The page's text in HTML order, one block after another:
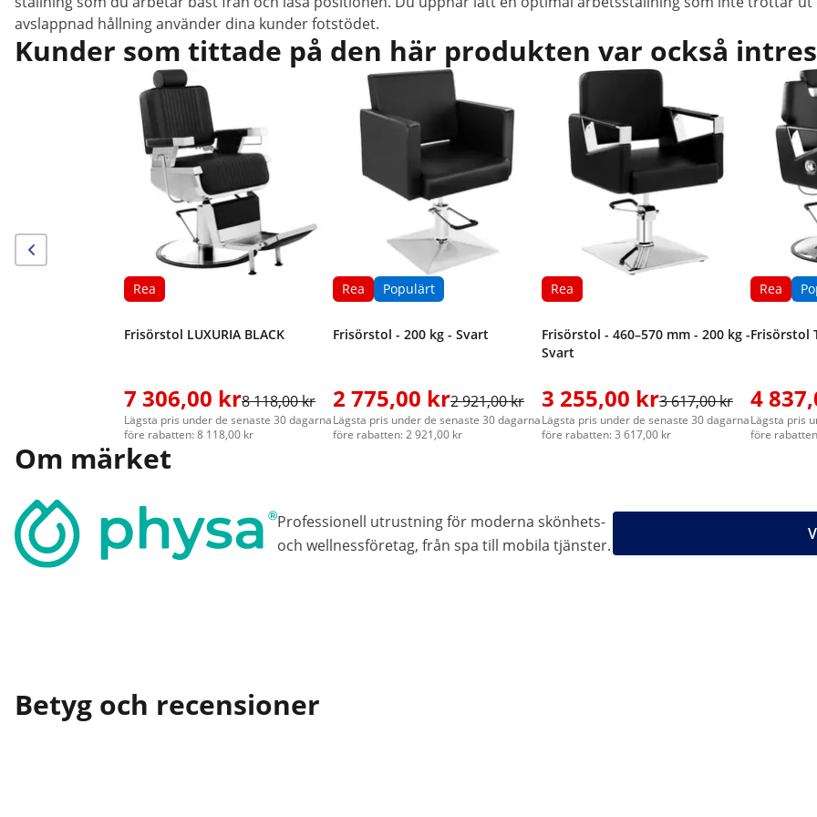
avslappnad hållning använder dina kunder fotstödet.
Kunder som tittade på den här produkten var också
Rea
Frisörstol LUXURIA BLACK
7 306,00 kr8 118,00 kr
Lägsta pris under de senaste 30 dagarna
före rabatten: 8 118,00 kr
Rea Populärt
Frisörstol - 200 kg - Svart
2 775,00 kr2 921,00 kr
Lägsta pris under de senaste 30 dagarna
före rabatten: 2 921,00 kr
Rea
Frisörstol - 460–570 mm - 200 kg -
Svart
3 255,00 kr3 617,00 kr
Lägsta pris under de senaste 30 dagarna
före rabatten: 3 617,00 kr
Rea
Frisörstol
4
Lägsta pris
före
Om märket
Professionell utrustning för moderna skönhets-
och wellnessföretag, från spa till mobila tjänster.
Betyg och recensioner